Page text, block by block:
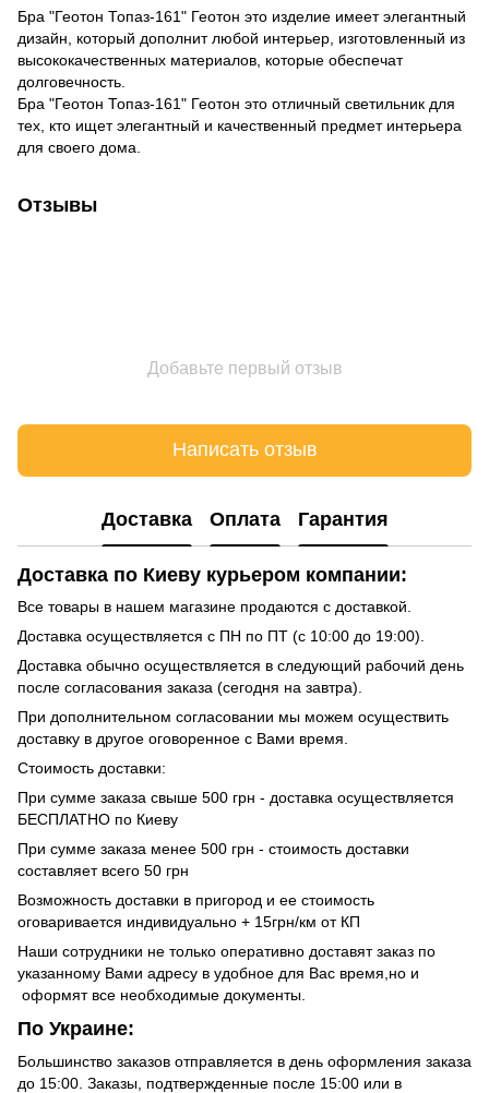
Бра "Геотон Топаз-161" Геотон это изделие имеет элегантный
дизайн, который дополнит любой интерьер, изготовленный из
высококачественных материалов, которые обеспечат
долговечность.
Бра "Геотон Топаз-161" Геотон это отличный светильник для
тех, кто ищет элегантный и качественный предмет интерьера
для своего дома.
Отзывы
Добавьте первый отзыв
Написать отзыв
Доставка Оплата Гарантия
Доставка по Киеву курьером компании:
Все товары в нашем магазине продаются с доставкой.
Доставка осуществляется с ПН по ПТ (с 10:00 до 19:00).
Доставка обычно осуществляется в следующий рабочий день
после согласования заказа (сегодня на завтра).
При дополнительном согласовании мы можем осуществить
доставку в другое оговоренное с Вами время.
Стоимость доставки:
При сумме заказа свыше 500 грн - доставка осуществляется
БЕСПЛАТНО по Киеву
При сумме заказа менее 500 грн - стоимость доставки
составляет всего 50 грн
Возможность доставки в пригород и ее стоимость
оговаривается индивидуально + 15грн/км от КП
Наши сотрудники не только оперативно доставят заказ по
указанному Вами адресу в удобное для Вас время,но и
оформят все необходимые документы.
По Украине:
Большинство заказов отправляется в день оформления заказа
до 15:00. Заказы, подтвержденные после 15:00 или в